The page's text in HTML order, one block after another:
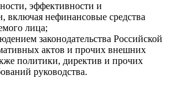
эффективности и
включая нефинансовые средства
лица;
законодательства Российской
актов и прочих внешних
политики, директив и прочих
руководства.